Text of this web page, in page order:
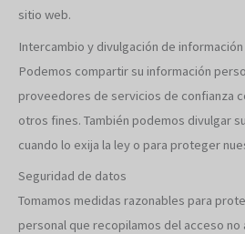
sitio web.
Intercambio y divulgación de información
Podemos compartir su información
proveedores de servicios de confianza
otros fines. También podemos divulgar
cuando lo exija la ley o para proteger
Seguridad de datos
Tomamos medidas razonables para
personal que recopilamos del acceso